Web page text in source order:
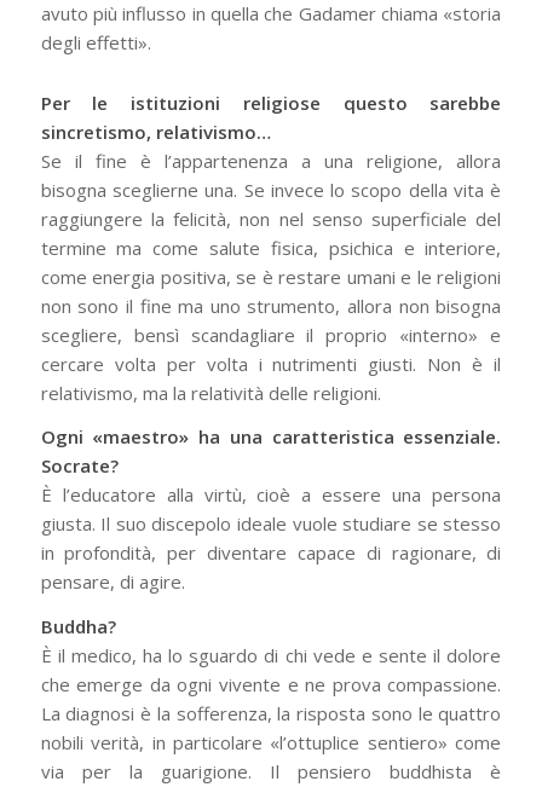
avuto più influsso in quella che Gadamer chiama «storia
degli effetti».
Per le istituzioni religiose questo sarebbe
sincretismo, relativismo…
Se il fine è l’appartenenza a una religione, allora
bisogna sceglierne una. Se invece lo scopo della vita è
raggiungere la felicità, non nel senso superficiale del
termine ma come salute fisica, psichica e interiore,
come energia positiva, se è restare umani e le religioni
non sono il fine ma uno strumento, allora non bisogna
scegliere, bensì scandagliare il proprio «interno» e
cercare volta per volta i nutrimenti giusti. Non è il
relativismo, ma la relatività delle religioni.
Ogni «maestro» ha una caratteristica essenziale.
Socrate?
È l’educatore alla virtù, cioè a essere una persona
giusta. Il suo discepolo ideale vuole studiare se stesso
in profondità, per diventare capace di ragionare, di
pensare, di agire.
Buddha?
È il medico, ha lo sguardo di chi vede e sente il dolore
che emerge da ogni vivente e ne prova compassione.
La diagnosi è la sofferenza, la risposta sono le quattro
nobili verità, in particolare «l’ottuplice sentiero» come
via per la guarigione. Il pensiero buddhista è